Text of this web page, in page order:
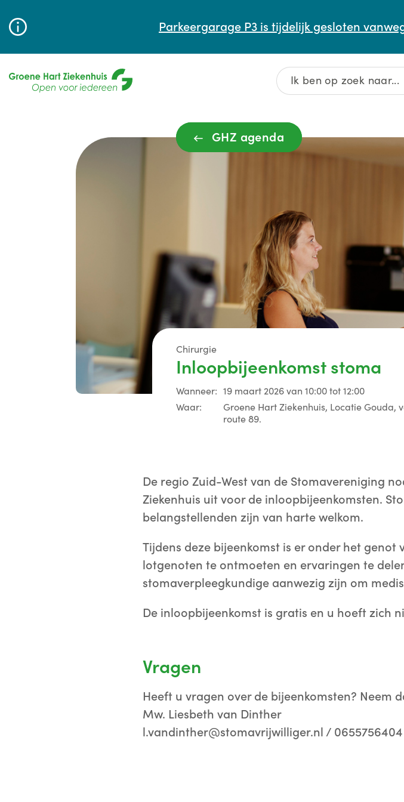
Parkeergarage P3 is tijdelijk gesloten
Wachttijden
GHZ agenda
Chirurgie
Inloopbijeenkomst stoma
Wanneer: 19 maart 2026 van 10:00 tot 12:00
Waar:
Groene Hart Ziekenhuis, Locatie
route 89.
De regio Zuid-West van de Stomavereniging
Ziekenhuis uit voor de inloopbijeenkomsten.
belangstellenden zijn van harte welkom.
Tijdens deze bijeenkomst is er onder het
lotgenoten te ontmoeten en ervaringen te
stomaverpleegkundige aanwezig zijn om
De inloopbijeenkomst is gratis en u hoeft zich
Vragen
Heeft u vragen over de bijeenkomsten? Neem
Mw. Liesbeth van Dinther
l.vandinther@stomavrijwilliger.nl / 0655756404